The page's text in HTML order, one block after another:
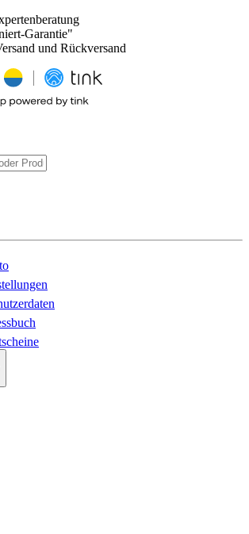
Garantie"
und Rückversand